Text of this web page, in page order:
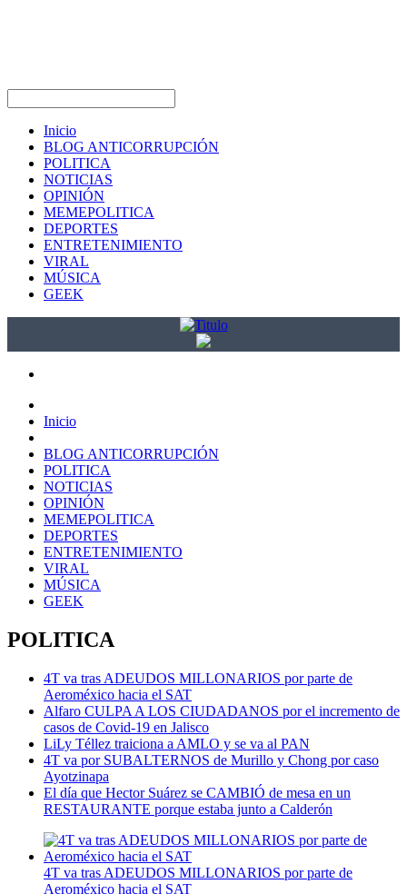
Inicio
BLOG ANTICORRUPCIÓN
POLITICA
NOTICIAS
OPINIÓN
MEMEPOLITICA
DEPORTES
ENTRETENIMIENTO
VIRAL
MÚSICA
GEEK
Inicio
BLOG ANTICORRUPCIÓN
POLITICA
NOTICIAS
OPINIÓN
MEMEPOLITICA
DEPORTES
ENTRETENIMIENTO
VIRAL
MÚSICA
GEEK
POLITICA
4T va tras ADEUDOS MILLONARIOS por parte de
Aeroméxico hacia el SAT
Alfaro CULPA A LOS CIUDADANOS por el incremento de
casos de Covid-19 en Jalisco
LiLy Téllez traiciona a AMLO y se va al PAN
4T va por SUBALTERNOS de Murillo y Chong por caso
Ayotzinapa
El día que Hector Suárez se CAMBIÓ de mesa en un
RESTAURANTE porque estaba junto a Calderón
4T va tras ADEUDOS MILLONARIOS por parte de
Aeroméxico hacia el SAT